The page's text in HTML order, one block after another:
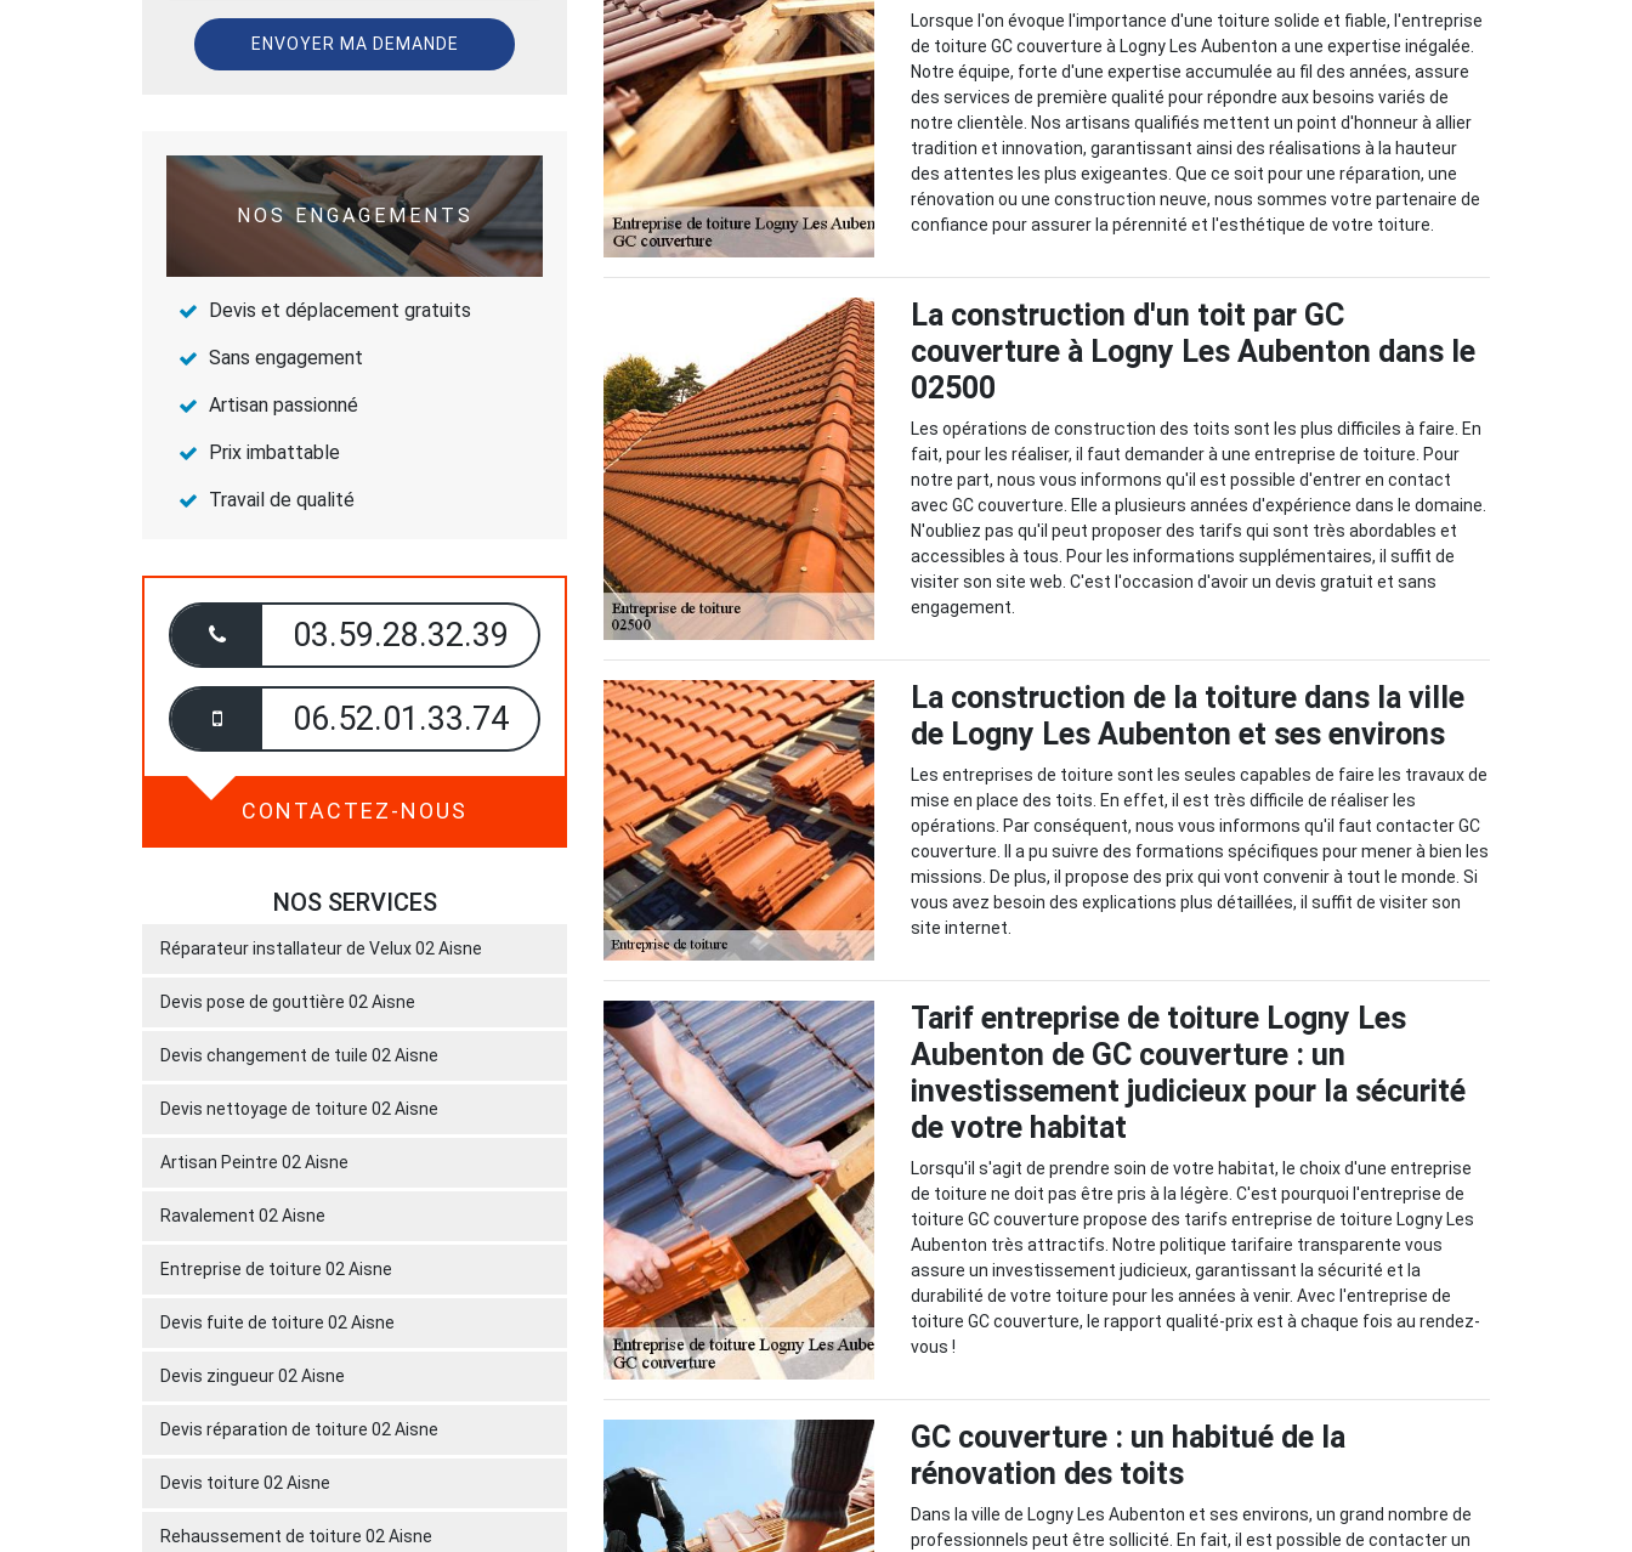
NOS ENGAGEMENTS
Devis et déplacement gratuits
Sans engagement
Artisan passionné
Prix imbattable
Travail de qualité
03.59.28.32.39
06.52.01.33.74
CONTACTEZ-NOUS
NOS SERVICES
Réparateur installateur de Velux 02 Aisne
Devis pose de gouttière 02 Aisne
Devis changement de tuile 02 Aisne
Devis nettoyage de toiture 02 Aisne
Artisan Peintre 02 Aisne
Ravalement 02 Aisne
Entreprise de toiture 02 Aisne
Devis fuite de toiture 02 Aisne
Devis zingueur 02 Aisne
Devis réparation de toiture 02 Aisne
Devis toiture 02 Aisne
Rehaussement de toiture 02 Aisne
Lorsque l'on évoque l'importance d'une toiture solide et fiable, l'entreprise
de toiture GC couverture à Logny Les Aubenton a une expertise inégalée.
Notre équipe, forte d'une expertise accumulée au fil des années, assure
des services de première qualité pour répondre aux besoins variés de
notre clientèle. Nos artisans qualifiés mettent un point d'honneur à allier
tradition et innovation, garantissant ainsi des réalisations à la hauteur
des attentes les plus exigeantes. Que ce soit pour une réparation, une
rénovation ou une construction neuve, nous sommes votre partenaire de
confiance pour assurer la pérennité et l'esthétique de votre toiture.
La construction d'un toit par GC
couverture à Logny Les Aubenton dans le
02500
Les opérations de construction des toits sont les plus difficiles à faire. En
fait, pour les réaliser, il faut demander à une entreprise de toiture. Pour
notre part, nous vous informons qu'il est possible d'entrer en contact
avec GC couverture. Elle a plusieurs années d'expérience dans le domaine.
N'oubliez pas qu'il peut proposer des tarifs qui sont très abordables et
accessibles à tous. Pour les informations supplémentaires, il suffit de
visiter son site web. C'est l'occasion d'avoir un devis gratuit et sans
engagement.
La construction de la toiture dans la ville
de Logny Les Aubenton et ses environs
Les entreprises de toiture sont les seules capables de faire les travaux de
mise en place des toits. En effet, il est très difficile de réaliser les
opérations. Par conséquent, nous vous informons qu'il faut contacter GC
couverture. Il a pu suivre des formations spécifiques pour mener à bien les
missions. De plus, il propose des prix qui vont convenir à tout le monde. Si
vous avez besoin des explications plus détaillées, il suffit de visiter son
site internet.
Tarif entreprise de toiture Logny Les
Aubenton de GC couverture : un
investissement judicieux pour la sécurité
de votre habitat
Lorsqu'il s'agit de prendre soin de votre habitat, le choix d'une entreprise
de toiture ne doit pas être pris à la légère. C'est pourquoi l'entreprise de
toiture GC couverture propose des tarifs entreprise de toiture Logny Les
Aubenton très attractifs. Notre politique tarifaire transparente vous
assure un investissement judicieux, garantissant la sécurité et la
durabilité de votre toiture pour les années à venir. Avec l'entreprise de
toiture GC couverture, le rapport qualité-prix est à chaque fois au rendez-
vous !
GC couverture : un habitué de la
rénovation des toits
Dans la ville de Logny Les Aubenton et ses environs, un grand nombre de
professionnels peut être sollicité. En fait, il est possible de contacter un